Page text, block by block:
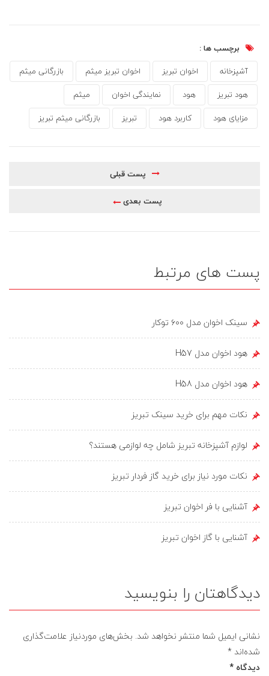
برچسب ها :
آشپزخانه
اخوان تبریز اخوان تبریز میثم بازرگانی میثم
بازرگانی میثم تبریز تبریز کاربرد هود مزایای هود
میثم نمایندگی اخوان هود هود تبریز
پست قبلی
پست بعدی
پست های مرتبط
سینک اخوان مدل ۶۰۰ توکار
هود اخوان مدل H57
هود اخوان مدل H58
نکات مهم برای خرید سینک تبریز
لوازم آشپزخانه تبریز شامل چه لوازمی هستند؟
نکات مورد نیاز برای خرید گاز فردار تبریز
آشنایی با فر اخوان تبریز
آشنایی با گاز اخوان تبریز
دیدگاهتان را بنویسید
نشانی ایمیل شما منتشر نخواهد شد. بخش‌های موردنیاز علامت‌گذاری
شده‌اند *
دیدگاه *